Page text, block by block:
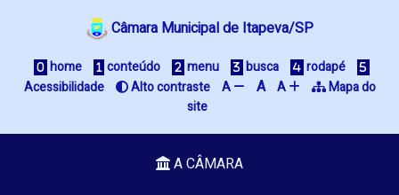
Câmara Municipal de Itapeva/SP
home conteúdo menu busca
rodapé
Acessibilidade
Alto contraste A A A
Mapa do
site
A CÂMARA